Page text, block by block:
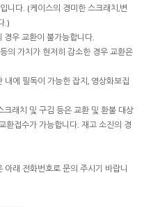
니다. (케이스의 경미한 스크래치,변
.)
우 교환이 불가능합니다.
의 가치가 현저히 감소한 경우 교환은
에 필독이 가능한 잡지, 영상화보집
크래치 및 구김 등은 교환 및 환불 대상
환접수가 가능합니다. 재고 소진의 경
래 전화번호로 문의 주시기 바랍니